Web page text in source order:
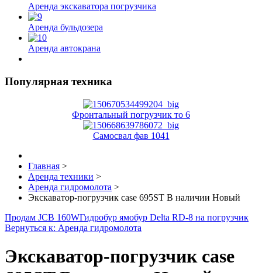
Аренда экскаватора погрузчика
Аренда бульдозера
Аренда автокрана
Популярная техника
Фронтальный погрузчик то 6
Самосвал фав 1041
Главная >
Аренда техники >
Аренда гидромолота >
Экскаватор-погрузчик case 695ST В наличии Новый
Продам JCB 160WГидробур ямобур Delta RD-8 на погрузчик
Вернуться к: Аренда гидромолота
Экскаватор-погрузчик case